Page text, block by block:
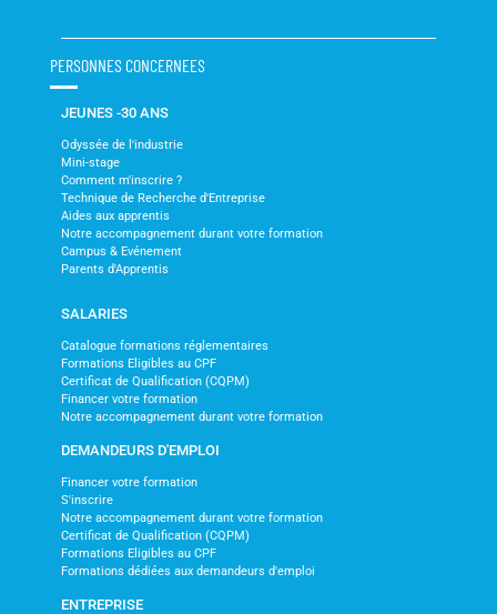
PERSONNES CONCERNEES
JEUNES -30 ANS
Odyssée de l'industrie
Mini-stage
Comment m'inscrire ?
Technique de Recherche d'Entreprise
Aides aux apprentis
Notre accompagnement durant votre formation
Campus & Evénement
Parents d'Apprentis
SALARIES
Catalogue formations réglementaires
Formations Eligibles au CPF
Certificat de Qualification (CQPM)
Financer votre formation
Notre accompagnement durant votre formation
DEMANDEURS D'EMPLOI
Financer votre formation
S'inscrire
Notre accompagnement durant votre formation
Certificat de Qualification (CQPM)
Formations Eligibles au CPF
Formations dédiées aux demandeurs d'emploi
ENTREPRISE